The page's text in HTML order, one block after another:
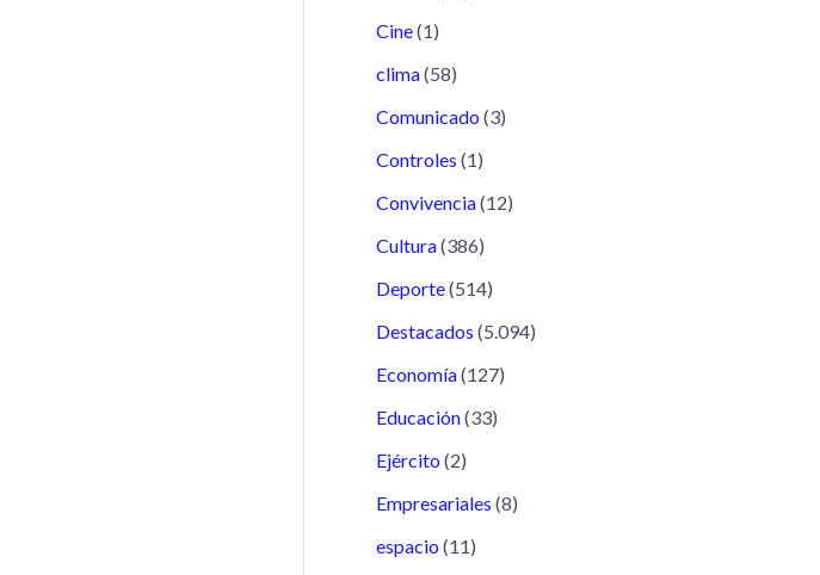
Cine(1)
clima(58)
Comunicado (3)
Controles (1)
Convivencia(12)
Cultura(386)
Deporte(514)
Destacados (5.094)
Economía(127)
Educación(33)
Ejército (2)
Empresariales (8)
espacio (11)